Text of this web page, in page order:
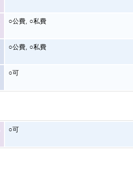
○公費, ○私費
○公費, ○私費
○可
○可